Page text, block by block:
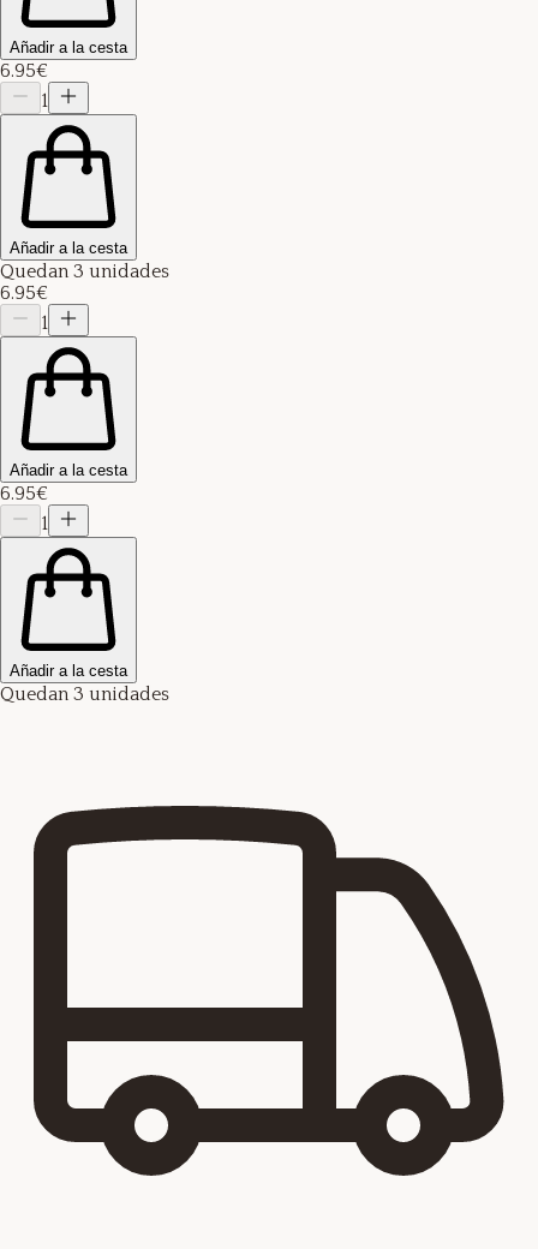
Añadir a la cesta
6.95€
1
Añadir a la cesta
Quedan 3 unidades
6.95€
1
Añadir a la cesta
6.95€
1
Añadir a la cesta
Quedan 3 unidades